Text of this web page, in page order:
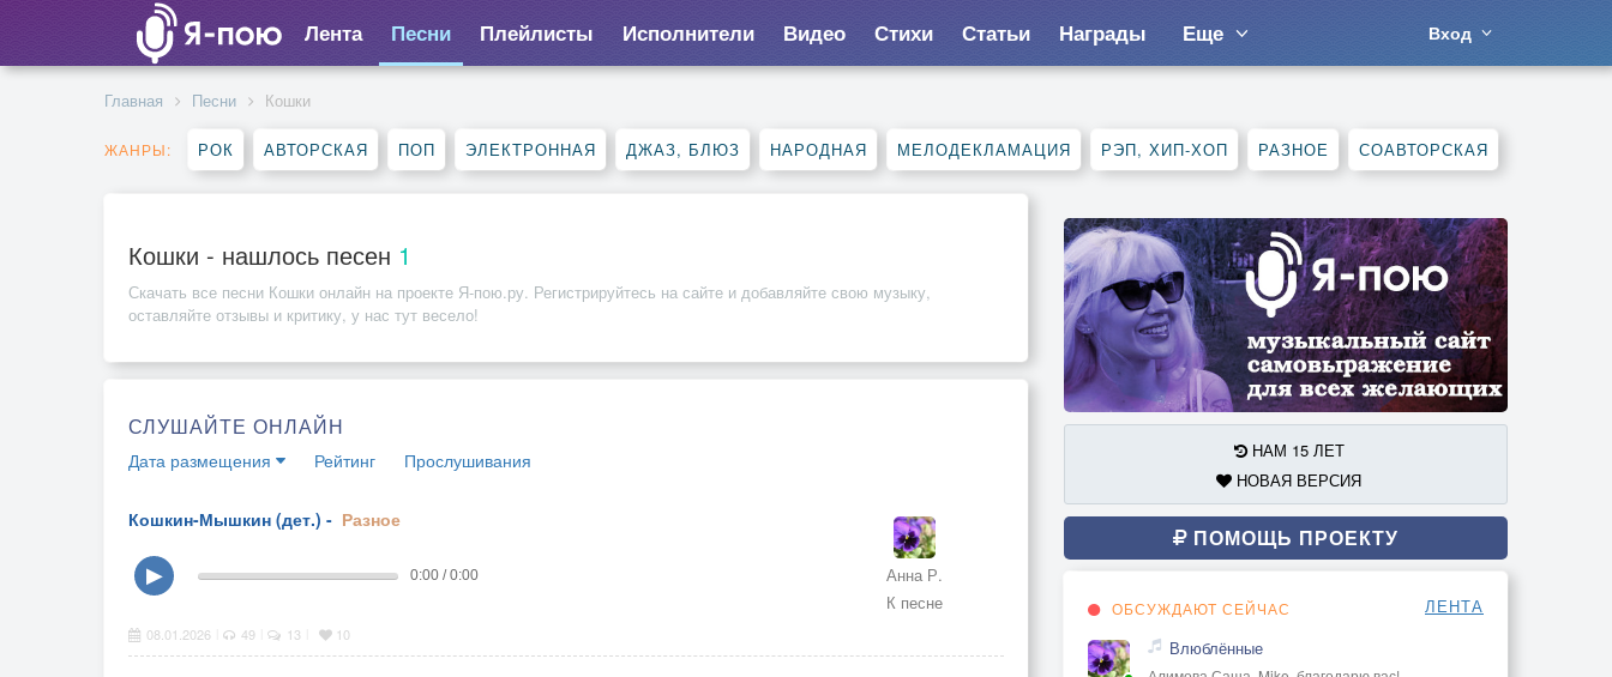
Лента Песни Плейлисты Исполнители Видео Стихи Статьи Награды Еще Вход
Главная Песни Кошки
ЖАНРЫ: РОК АВТОРСКАЯ ПОП ЭЛЕКТРОННАЯ ДЖАЗ, БЛЮЗ НАРОДНАЯ МЕЛОДЕКЛАМАЦИЯ РЭП, ХИП-ХОП РАЗНОЕ СОАВТОРСКАЯ
Кошки - нашлось песен 1
Скачать все песни Кошки онлайн на проекте Я-пою.ру. Регистрируйтесь на сайте и добавляйте свою музыку,
оставляйте отзывы и критику, у нас тут весело!
СЛУШАЙТЕ ОНЛАЙН
Дата размещения Рейтинг Прослушивания
Кошкин-Мышкин (дет.) - Разное
Анна Р.
К песне
▶ 0:00 / 0:00
08.01.2026 49 13 10
НАМ 15 ЛЕТ
НОВАЯ ВЕРСИЯ
ПОМОЩЬ ПРОЕКТУ
ОБСУЖДАЮТ СЕЙЧАС ЛЕНТА
Влюблённые